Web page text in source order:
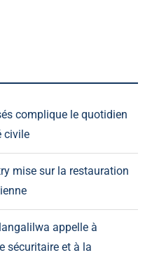
complique le quotidien
civile
mise sur la restauration
appelle à
sécuritaire et à la